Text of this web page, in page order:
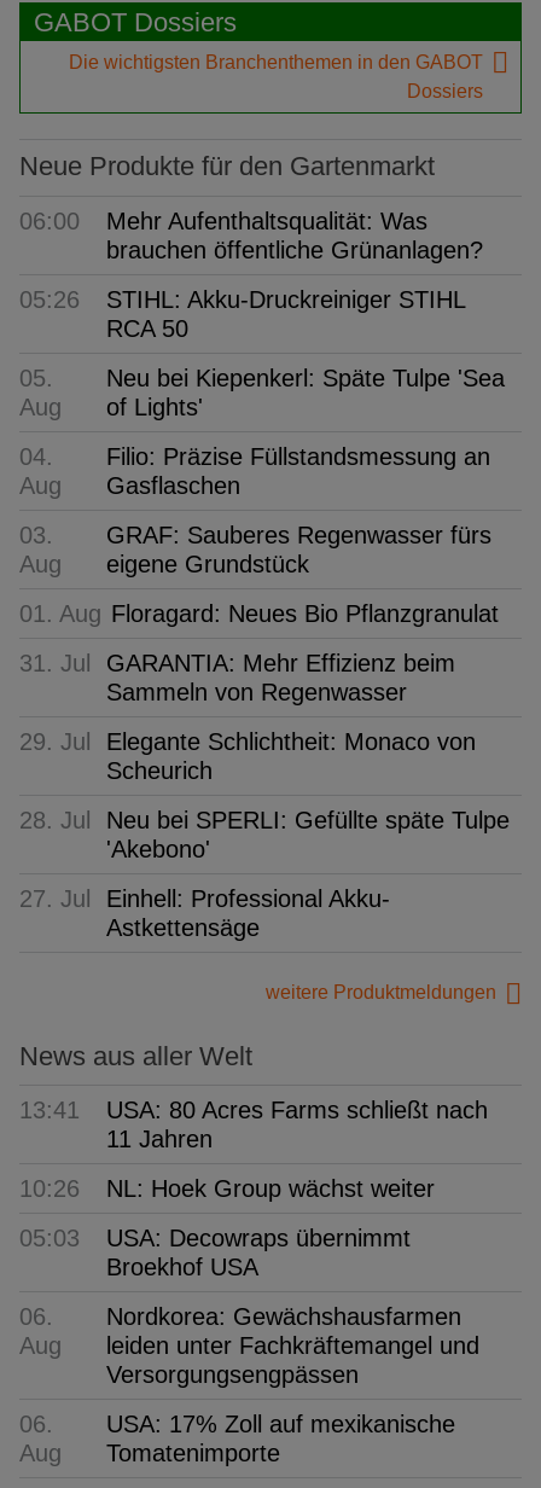
GABOT Dossiers
Die wichtigsten Branchenthemen in den GABOT
Dossiers
Neue Produkte für den Gartenmarkt
06:00
Mehr Aufenthaltsqualität: Was
brauchen öffentliche Grünanlagen?
05:26
STIHL: Akku-Druckreiniger STIHL
RCA 50
05.
Aug
Neu bei Kiepenkerl: Späte Tulpe 'Sea
of Lights'
04.
Aug
Filio: Präzise Füllstandsmessung an
Gasflaschen
03.
Aug
GRAF: Sauberes Regenwasser fürs
eigene Grundstück
01. Aug Floragard: Neues Bio Pflanzgranulat
31. Jul
GARANTIA: Mehr Effizienz beim
Sammeln von Regenwasser
29. Jul
Elegante Schlichtheit: Monaco von
Scheurich
28. Jul
Neu bei SPERLI: Gefüllte späte Tulpe
'Akebono'
27. Jul
Einhell: Professional Akku-
Astkettensäge
weitere Produktmeldungen
News aus aller Welt
13:41
USA: 80 Acres Farms schließt nach
11 Jahren
10:26
NL: Hoek Group wächst weiter
05:03
USA: Decowraps übernimmt
Broekhof USA
06.
Aug
Nordkorea: Gewächshausfarmen
leiden unter Fachkräftemangel und
Versorgungsengpässen
06.
Aug
USA: 17% Zoll auf mexikanische
Tomatenimporte